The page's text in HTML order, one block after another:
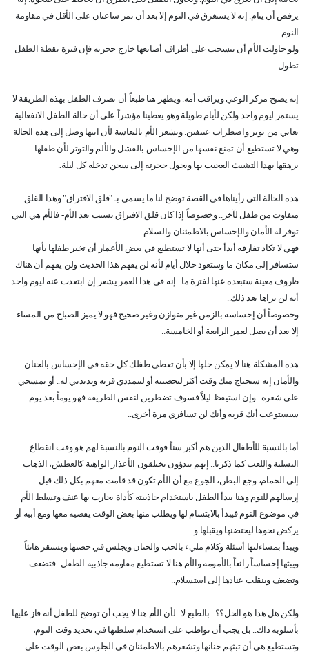
يرفض أن ينام. إنه لا يستغرق في النوم إلا بعد أن تمر ساعتان على الأقل في مقاومة
النوم...
ولو حاولت الأم أن تنسحب على أطراف أصابعها خارج حجرته فإن فترة يقظة الطفل
تطول...
إنه يصبح مركز الوعي ويراقب أمه. ويظهر هنا طبعاً أن تصرف الطفل بهذه الطريقة لا
يستمر ليوم واحد ولكن لأيام طويلة وهو يعطينا مؤشراً على أن حالة الطفل الانفعالية
تعاني من توتر واضطراب عنيفين. وتشعر الأم بالتعاسة لأن ابنها وصل إلى هذه الحالة
وهي لا تستطيع أن تمنع نفسها من الإحساس بالفشل والألم والتوتر لأن طفلها
يرهقها بهذا التشبث العجيب بها ويحول حجرته إلى سجن تدخله كل ليلة..
هذه الحالة التي رأيناها في القصة توضح لنا ما يسمى بـ "قلق الافتراق" وهذا القلق
متفاوت من طفل لآخر.. وخصوصاً إذا كان قلق الافتراق بسبب بعد الأم- فالأم هي التي
توفر له الأمان والإحساس بالاطمئنان والسلام...
فهي لا تكاد تفارقه أبدأ حتى أنها لا تستطيع في بعض الأعمار أن تخبر طفلها بأنها
ستسافر إلى مكان ما وستعود خلال أيام لأنه لن يفهم هذا الحديث ولن يفهم أن هناك
ظروف معينة ستبعده عنها لفترة ما.. إنه في هذا العمر يشعر إن ابتعدت عنه ليوم واحد
أنه لن يراها بعد ذلك..
وخصوصاً أن إحساسه بالزمن غير متوازن وغير صحيح فهو لا يميز الصباح من المساء
إلا بعد أن يصل لعمر الرابعة أو الخامسة..
هذه المشكلة هنا لا يمكن حلها إلا بأن تعطي طفلك كل حقه في الإحساس بالحنان
والأمان إنه سيحتاج منك وقت أكثر لتحضنيه أو لتتمددي قربه وتدندني له.. أو تمسحي
على شعره.. وإن استيقظ ليلاً فسوف تضطرين لنفس الطريقة فهو يوماً بعد يوم
سيستوعب أنك قربه وأنك لن تسافري مرة أخرى..
أما بالنسبة للأطفال الذين هم أكبر سناً فوقت النوم بالنسبة لهم هو وقت انقطاع
التسلية واللعب كما ذكرنا.. إنهم يبدؤون يختلقون الأعذار الواهية كالعطش، الذهاب
إلى الحمام، وجع البطن، الجوع مع أن الأم تكون قد قامت معهم بكل ذلك قبل
إرسالهم للنوم وهنا يبدأ الطفل باستخدام جاذبيته كأداة يحارب بها عنف وتسلط الأم
في موضوع النوم فيبدأ بالابتسام لها ويطلب منها بعض الوقت يقضيه معها ومع أبيه أو
يركض نحوها ليحتضنها ويقبلها و.....
ويبدأ بمساءلتها أسئلة وكلام مليء بالحب والحنان ويجلس في حضنها ويستقر هانئاً
ويبثها إحساساً رائعاً بالأمومة والأم هنا لا تستطيع مقاومة جاذبية الطفل.. فتضعف
وتضعف وينقلب عنادها إلى استسلام..
ولكن هل هذا هو الحل؟؟.. بالطبع لا.. لأن الأم هنا لا يجب أن توضح للطفل أنه فاز عليها
بأسلوبه ذاك.. بل يجب أن تواظب على استخدام سلطتها في تحديد وقت النوم،
وتستطيع هي أن تبثهم حنانها وتشعرهم بالاطمئنان في الجلوس بعض الوقت على